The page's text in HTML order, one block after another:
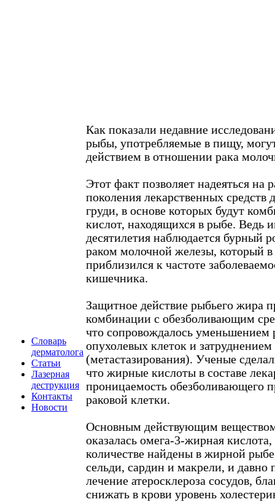
Словарь
дерматолога
Статьи
Лазерная
деструкция
Контакты
Новости
Как показали недавние
рыбы, употребляемые в пищу,
действием в отношении рака
Этот факт позволяет надеяться на
поколения лекарственных средств
груди, в основе которых будут
кислот, находящихся в рыбе. Ведь
десятилетия наблюдается бурный
раком молочной железы, который в
приблизился к частоте
кишечника.
Защитное действие рыбьего жира
комбинации с обезболивающим
что сопровождалось уменьшением
опухолевых клеток и
(метастазирования). Ученые
что жирные кислоты в составе
проницаемость обезболивающего
раковой клетки.
Основным действующим
оказалась омега-3-жирная
количестве найдены в жирной
сельди, сардин и макрели, и давно
лечение атеросклероза сосудов,
снижать в крови уровень